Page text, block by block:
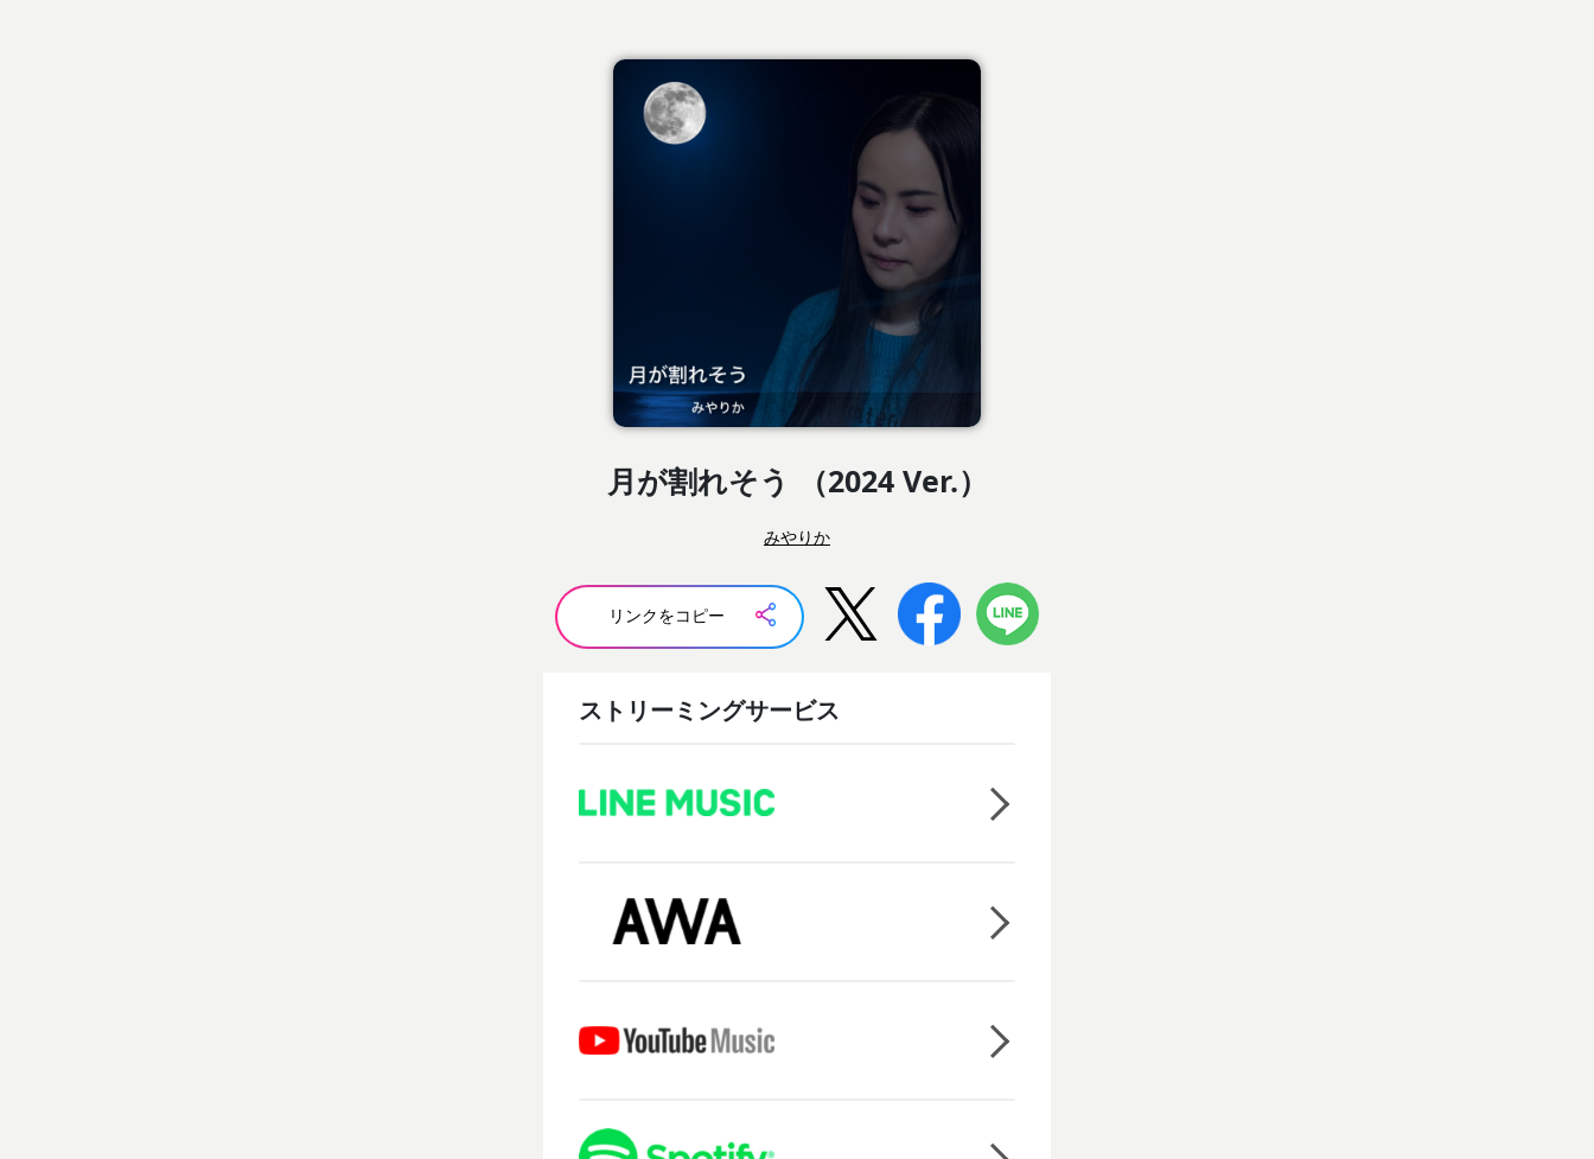
月が割れそう （2024 Ver.）
みやりか
リンクをコピー
ストリーミングサービス